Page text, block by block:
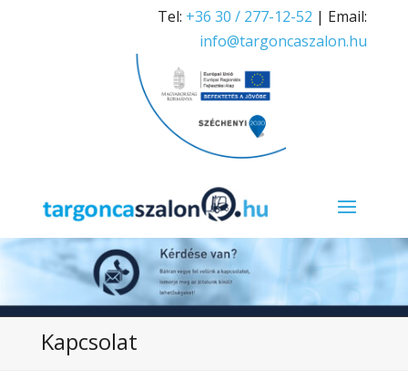
Tel: +36 30 / 277-12-52 | Email:
info@targoncaszalon.hu
Kapcsolat